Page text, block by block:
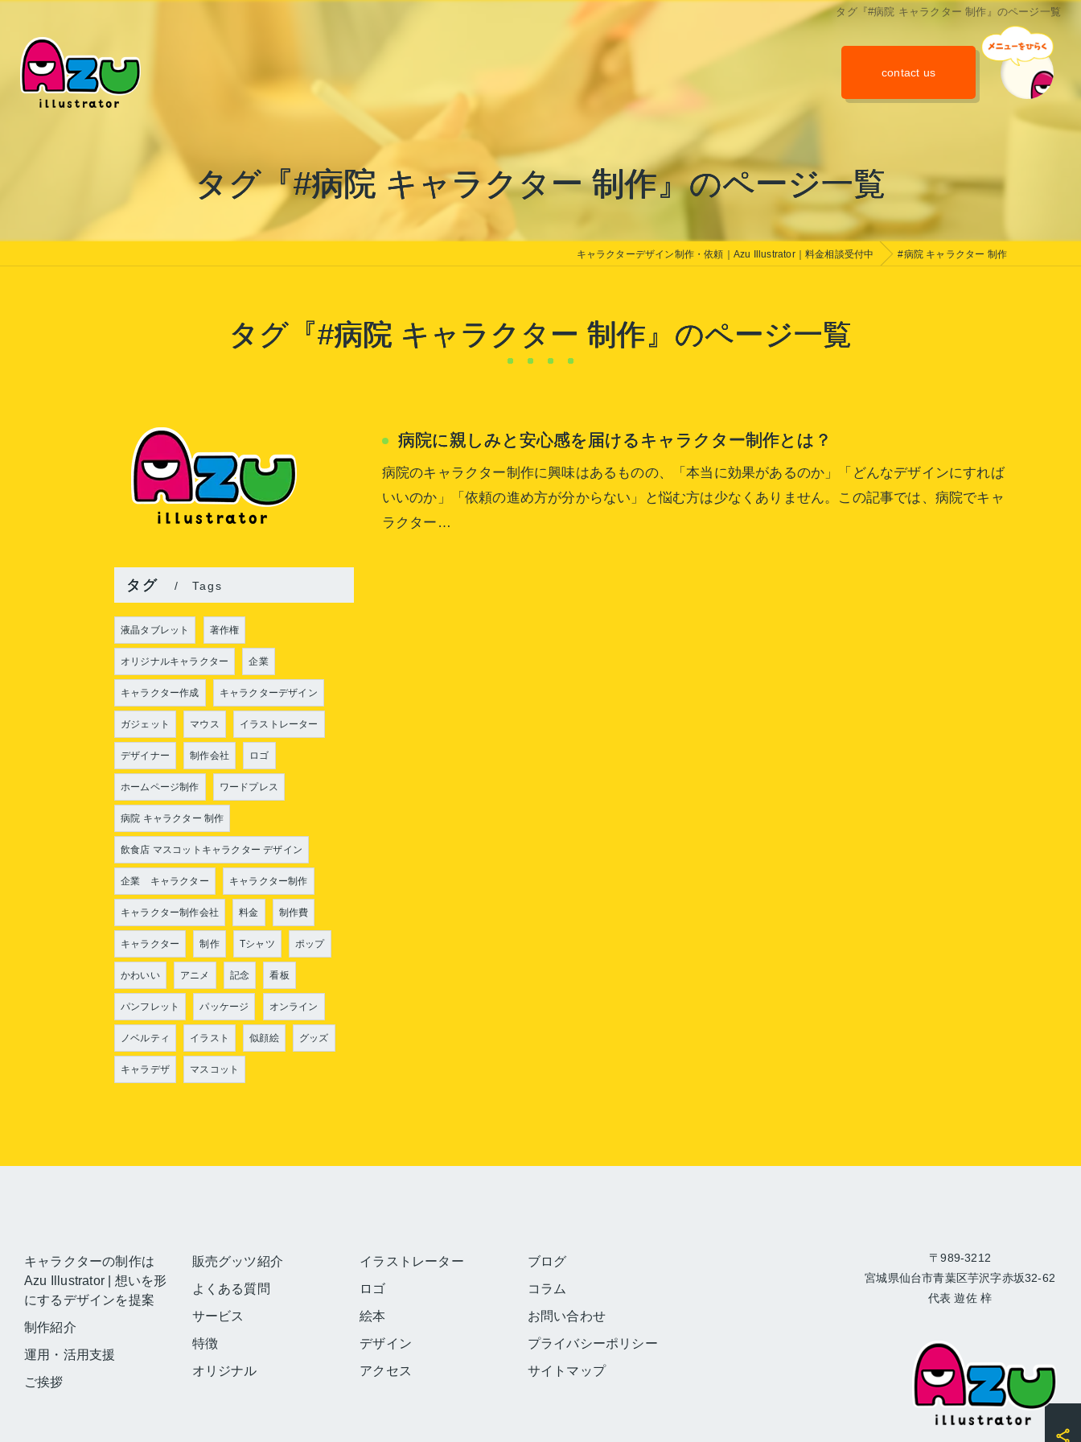
タグ『#病院 キャラクター 制作』のページ一覧
contact us
タグ『#病院 キャラクター 制作』のページ一覧
キャラクターデザイン制作・依頼｜Azu Illustrator｜料金相談受付中 #病院 キャラクター 制作
タグ『#病院 キャラクター 制作』のページ一覧
病院に親しみと安心感を届けるキャラクター制作とは？
病院のキャラクター制作に興味はあるものの、「本当に効果があるのか」「どんなデザインにすれば
いいのか」「依頼の進め方が分からない」と悩む方は少なくありません。この記事では、病院でキャ
ラクター…
タグ Tags
液晶タブレット 著作権
オリジナルキャラクター 企業
キャラクター作成 キャラクターデザイン
ガジェット マウス イラストレーター
デザイナー 制作会社 ロゴ
ホームページ制作 ワードプレス
病院 キャラクター 制作
飲食店 マスコットキャラクター デザイン
企業 キャラクター キャラクター制作
キャラクター制作会社 料金 制作費
キャラクター 制作 Tシャツ ポップ
かわいい アニメ 記念 看板
パンフレット パッケージ オンライン
ノベルティ イラスト 似顔絵 グッズ
キャラデザ マスコット
キャラクターの制作は
Azu Illustrator | 想いを形
にするデザインを提案
制作紹介
運用・活用支援
ご挨拶
販売グッツ紹介
よくある質問
サービス
特徴
オリジナル
イラストレーター
ロゴ
絵本
デザイン
アクセス
ブログ
コラム
お問い合わせ
プライバシーポリシー
サイトマップ
〒989-3212
宮城県仙台市青葉区芋沢字赤坂32-62
代表 遊佐 梓